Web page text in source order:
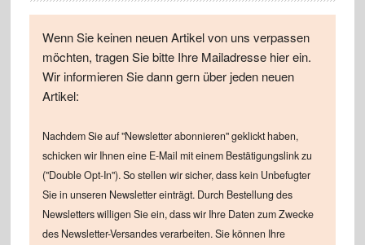
Wenn Sie keinen neuen Artikel von uns verpassen
möchten, tragen Sie bitte Ihre Mailadresse hier ein.
Wir informieren Sie dann gern über jeden neuen
Artikel:
Nachdem Sie auf "Newsletter abonnieren" geklickt haben,
schicken wir Ihnen eine E-Mail mit einem Bestätigungslink zu
("Double Opt-In"). So stellen wir sicher, dass kein Unbefugter
Sie in unseren Newsletter einträgt. Durch Bestellung des
Newsletters willigen Sie ein, dass wir Ihre Daten zum Zwecke
des Newsletter-Versandes verarbeiten. Sie können Ihre